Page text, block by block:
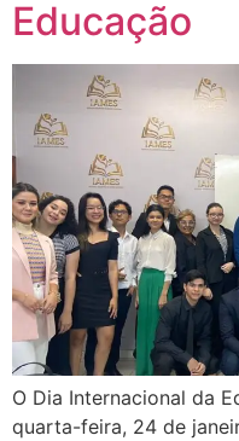
Educação
O Dia Internacional da
quarta-feira, 24 de